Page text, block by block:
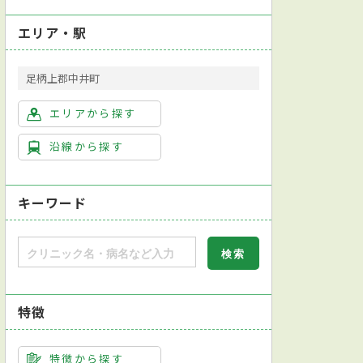
エリア・駅
足柄上郡中井町
エリアから探す
沿線から探す
キーワード
特徴
特徴から探す